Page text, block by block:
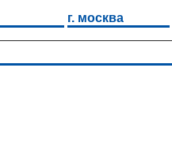
г. москва